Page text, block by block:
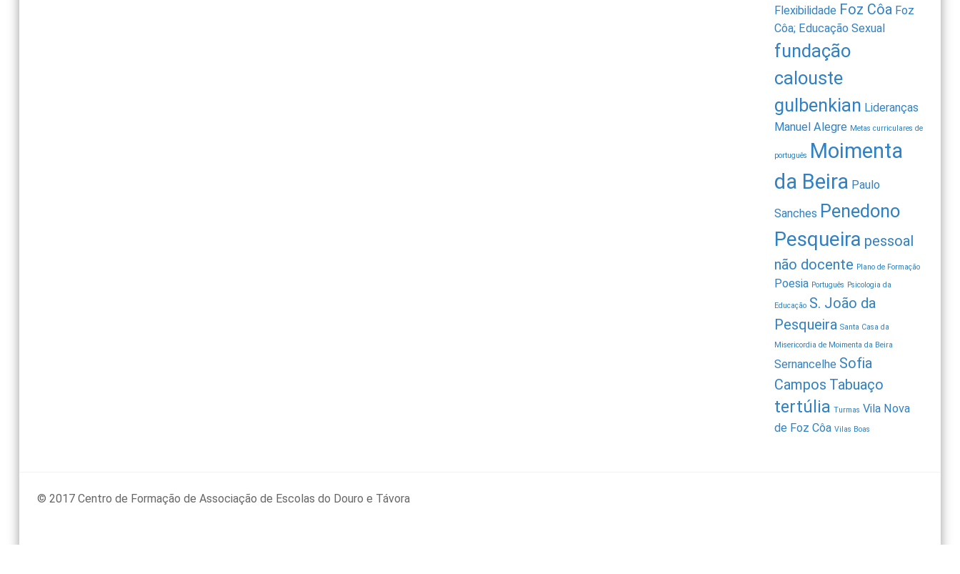
Flexibilidade Foz Côa Foz
Côa; Educação Sexual
fundação
calouste
gulbenkian Lideranças
Manuel Alegre Metas curriculares de
português Moimenta
da Beira Paulo
Sanches Penedono
Pesqueira pessoal
não docente Plano de Formação
Poesia Português Psicologia da
Educação S. João da
Pesqueira Santa Casa da
Misericordia de Moimenta da Beira
Sernancelhe Sofia
Campos Tabuaço
tertúlia Turmas Vila Nova
de Foz Côa Vilas Boas
© 2017 Centro de Formação de Associação de Escolas do Douro e Távora